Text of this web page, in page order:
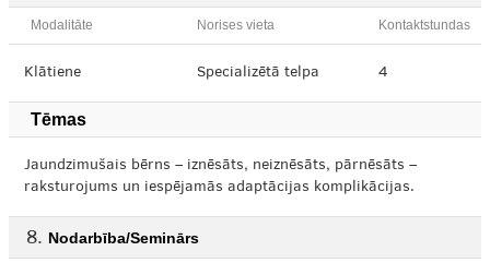
Modalitāte Norises vieta Kontaktstundas
Klātiene Specializētā telpa 4
Tēmas
Jaundzimušais bērns – iznēsāts, neiznēsāts, pārnēsāts –
raksturojums un iespējamās adaptācijas komplikācijas.
Nodarbība/Seminārs